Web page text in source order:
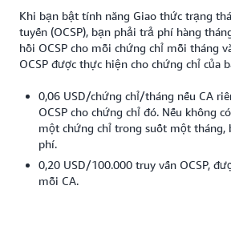
Khi bạn bật tính năng Giao thức trạng
tuyến (OCSP), bạn phải trả phí hàng
hồi OCSP cho mỗi chứng chỉ mỗi tháng
OCSP được thực hiện cho chứng chỉ của
0,06 USD/chứng chỉ/tháng nếu CA
OCSP cho chứng chỉ đó. Nếu không
một chứng chỉ trong suốt một tháng,
phí.
0,20 USD/100.000 truy vấn OCSP,
mỗi CA.